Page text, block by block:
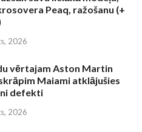
Peaq, ražošanu (+
2026
vērtajam Aston Martin
Maiami atklājušies
defekti
2026